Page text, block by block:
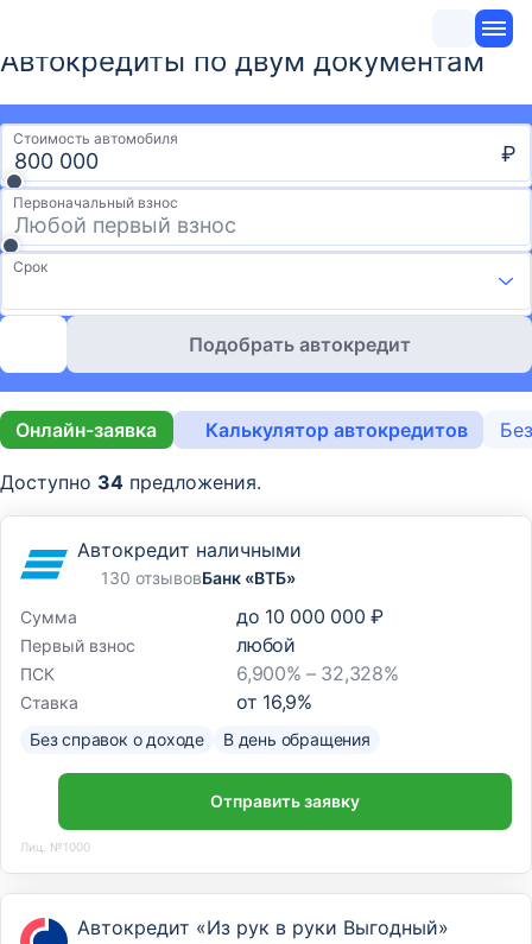
Автокредиты по двум документам
Стоимость автомобиля
₽
Первоначальный взнос
Срок
Подобрать автокредит
Онлайн-заявка Калькулятор автокредитов
Доступно 34 предложения.
Автокредит наличными
130 отзывовБанк «ВТБ»
Сумма
до 10 000 000 ₽
Первый взнос любой
ПСК 6,900% – 32,328%
Ставка от 16,9%
Без справок о доходе В день обращения
Отправить заявку
Лиц. №1000
Автокредит «Из рук в руки Выгодный»